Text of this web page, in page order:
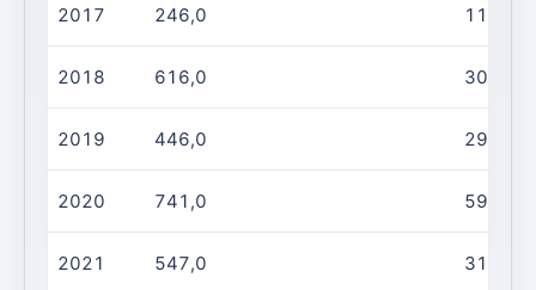
2017 246,0 110,0
2018 616,0 303,0
2019 446,0 298,0
2020 741,0 593,0
2021 547,0 312,0